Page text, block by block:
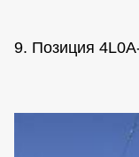
9. Позиция